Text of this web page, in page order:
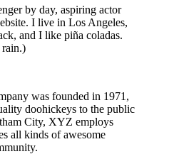
by day, aspiring actor
I live in Los Angeles,
and I like piña coladas.
rain.)
was founded in 1971,
doohickeys to the public
City, XYZ employs
all kinds of awesome